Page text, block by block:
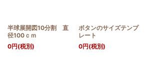
半球展開図10分割 直
径100ｃｍ
0円(税別)
ボタンのサイズテンプ
レート
0円(税別)